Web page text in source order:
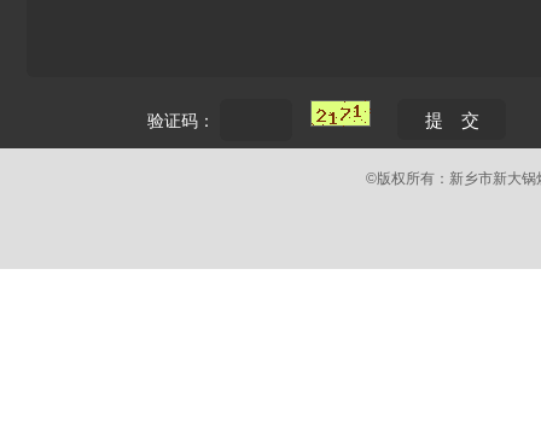
验证码：
©版权所有：新乡市新大